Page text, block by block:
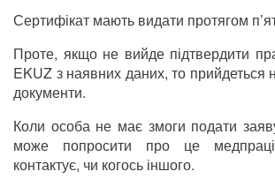
Сертифікат мають видати протягом
Проте, якщо не вийде підтвердити
EKUZ з наявних даних, то прийдеться
документи.
Коли особа не має змоги подати
може попросити про це
контактує, чи когось іншого.